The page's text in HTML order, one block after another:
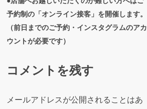
予約制の「オンライン接客」を開催します。
（前日までのご予約・インスタグラムのアカ
ウントが必要です）
コメントを残す
メールアドレスが公開されることはあ